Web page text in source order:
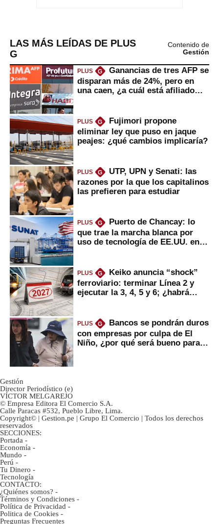
LAS MÁS LEÍDAS DE PLUS
G
Contenido de
Gestión
PLUS G
Ganancias de tres AFP se
disparan más de 24%, pero en
una caen, ¿a cuál está afiliado
PLUS G
Fujimori propone
eliminar ley que puso en jaque
peajes: ¿qué cambios implicaría?
PLUS G
UTP, UPN y Senati: las
razones por la que los capitalinos
las prefieren para estudiar
PLUS G
Puerto de Chancay: lo
que trae la marcha blanca por
uso de tecnología de EE.UU. en
PLUS G
Keiko anuncia “shock”
ferroviario: terminar Línea 2 y
ejecutar la 3, 4, 5 y 6; ¿habrá
PLUS G
Bancos se pondrán duros
con empresas por culpa de El
Niño, ¿por qué será bueno para
Gestión
Director Periodístico (e)
VÍCTOR MELGAREJO
© Empresa Editora El Comercio S.A.
Calle Paracas #532, Pueblo Libre, Lima.
Copyright© | Gestion.pe | Grupo El Comercio | Todos los derechos
reservados
SECCIONES:
Portada -
Economía -
Mundo -
Perú -
Tu Dinero -
Tecnología
CONTACTO:
¿Quiénes somos? -
Términos y Condiciones -
Política de Privacidad -
Politica de Cookies -
Preguntas Frecuentes